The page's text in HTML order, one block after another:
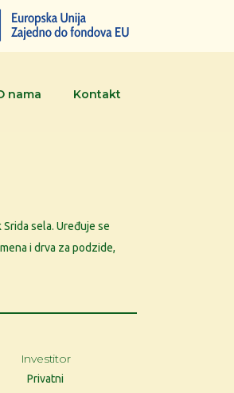
nama Kontakt
sela. Uređuje se
i drva za podzide,
Investitor
Privatni